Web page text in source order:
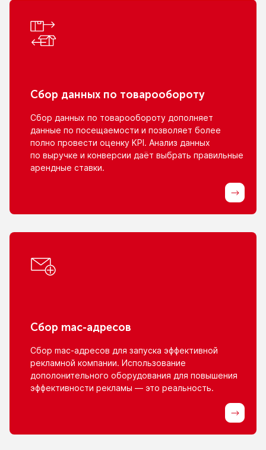
Сбор данных по товарообороту
Сбор данных по товарообороту дополняет
данные по посещаемости и позволяет более
полно провести оценку KPI. Анализ данных
по выручке и конверсии даёт выбрать правильные
арендные ставки.
Сбор mac-адресов
Сбор mac-адресов для запуска эффективной
рекламной компании. Использование
дополонительного оборудования для повышения
эффективности рекламы — это реальность.